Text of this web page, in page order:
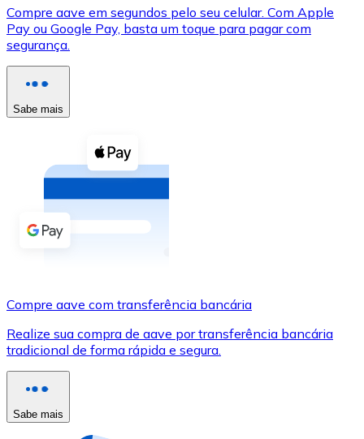
XRP
XRP
Ver tudo
Cupons cripto
Compre criptomoedas com dinheiro e outros
Comprar com dinheiro
Transferência SEPA
Use cartões Visa e Mastercard para comprar
Comprar com cartão
Compre aave em segundos pelo seu celular. Com Apple
Pay ou Google Pay, basta um toque para pagar com
segurança.
Sabe mais
Compre aave com transferência bancária
Realize sua compra de aave por transferência bancária
tradicional de forma rápida e segura.
Sabe mais